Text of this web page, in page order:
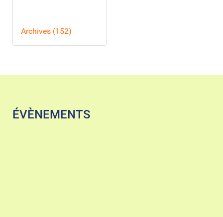
Archives (152)
ÉVÈNEMENTS